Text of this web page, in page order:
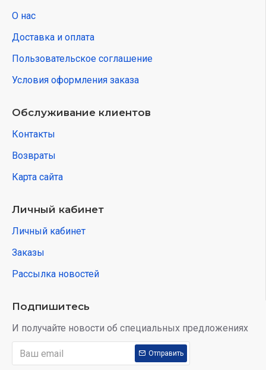
О нас
Доставка и оплата
Пользовательское соглашение
Условия оформления заказа
Обслуживание клиентов
Контакты
Возвраты
Карта сайта
Личный кабинет
Личный кабинет
Заказы
Рассылка новостей
Подпишитесь
И получайте новости об специальных предложениях
Отправить